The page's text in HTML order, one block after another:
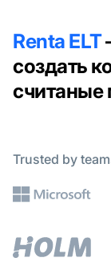
Renta ELT
создать
считаные
Trusted by